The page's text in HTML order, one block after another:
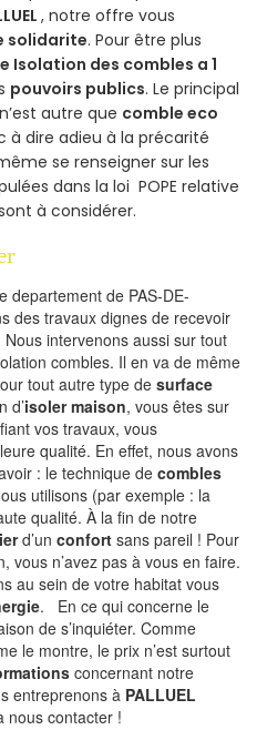
, notre offre vous
solidarite. Pour être plus
Isolation des combles a 1
pouvoirs publics. Le principal
autre que comble eco
à dire adieu à la précarité
se renseigner sur les
dans la loi POPE relative
à considérer.
departement de PAS-DE-
des travaux dignes de recevoir
Nous intervenons aussi sur tout
combles. Il en va de même
tout autre type de surface
d’isoler maison, vous êtes sur
vos travaux, vous
qualité. En effet, nous avons
: le technique de combles
utilisons (par exemple : la
qualité. À la fin de notre
d’un confort sans pareil ! Pour
vous n’avez pas à vous en faire.
au sein de votre habitat vous
. En ce qui concerne le
de s’inquiéter. Comme
le montre, le prix n’est surtout
concernant notre
entreprenons à PALLUEL
nous contacter !